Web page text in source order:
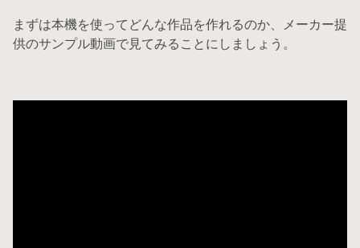
まずは本機を使ってどんな作品を作れるのか、メーカー提
供のサンプル動画で見てみることにしましょう。